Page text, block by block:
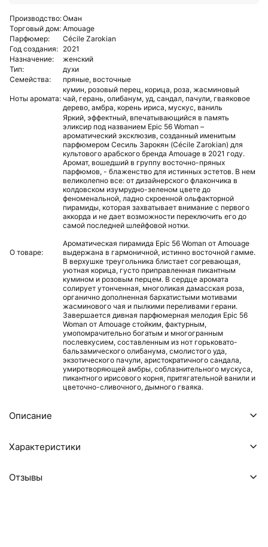
Производство:Оман
Торговый дом: Amouage
Парфюмер:
Cécile Zarokian
Год создания: 2021
Назначение:
женский
Тип:
духи
Семейства:
пряные, восточные
Ноты аромата:
кумин, розовый перец, корица, роза, жасминовый
чай, герань, олибанум, уд, сандал, пачули, гваяковое
дерево, амбра, корень ириса, мускус, ваниль
О товаре:
Яркий, эффектный, впечатывающийся в память
эликсир под названием Epic 56 Woman –
ароматический эксклюзив, созданный именитым
парфюмером Сесиль Зарокян (Cécile Zarokian) для
культового арабского бренда Amouage в 2021 году.
Аромат, вошедший в группу восточно-пряных
парфюмов, - блаженство для истинных эстетов. В нем
великолепно все: от дизайнерского флакончика в
колдовском изумрудно-зеленом цвете до
феноменальной, ладно скроенной ольфакторной
пирамиды, которая захватывает внимание с первого
аккорда и не дает возможности переключить его до
самой последней шлейфовой нотки.
Ароматическая пирамида Epic 56 Woman от Amouage
выдержана в гармоничной, истинно восточной гамме.
В верхушке треугольника блистает согревающая,
уютная корица, густо приправленная пикантным
кумином и розовым перцем. В сердце аромата
солирует утонченная, многоликая дамасская роза,
органично дополненная бархатистыми мотивами
жасминового чая и пылкими переливами герани.
Завершается дивная парфюмерная мелодия Epic 56
Woman от Amouage стойким, фактурным,
умопомрачительно богатым и многогранным
послевкусием, составленным из нот горьковато-
бальзамического олибанума, смолистого уда,
экзотического пачули, аристократичного сандала,
умиротворяющей амбры, соблазнительного мускуса,
пикантного ирисового корня, притягательной ванили и
цветочно-сливочного, дымного гваяка.
Описание
Характеристики
Отзывы